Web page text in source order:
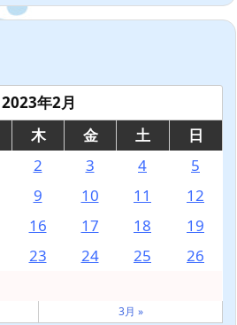
2023年2月
木 金 土
日
2 3 4
5
9 10 11
12
16 17 18
19
23 24 25
26
3月 »